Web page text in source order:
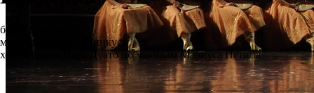
балет в 3-х актах
музыка Людвига Минкуса
хореография Начо Дуато по мотивам Мариуса Петипа